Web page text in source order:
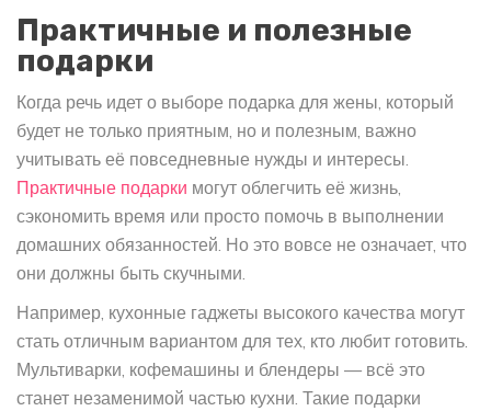
Практичные и полезные
подарки
Когда речь идет о выборе подарка для жены, который
будет не только приятным, но и полезным, важно
учитывать её повседневные нужды и интересы.
Практичные подарки могут облегчить её жизнь,
сэкономить время или просто помочь в выполнении
домашних обязанностей. Но это вовсе не означает, что
они должны быть скучными.
Например, кухонные гаджеты высокого качества могут
стать отличным вариантом для тех, кто любит готовить.
Мультиварки, кофемашины и блендеры — всё это
станет незаменимой частью кухни. Такие подарки